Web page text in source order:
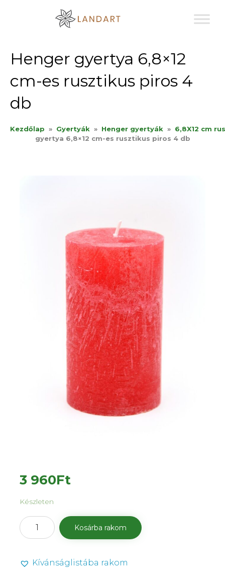
Henger gyertya 6,8×12
cm-es rusztikus piros 4
db
Kezdőlap » Gyertyák » Henger gyertyák » 6,8X12 cm
gyertya 6,8×12 cm-es rusztikus piros 4 db
3 960Ft
Készleten
Henger
gyertya
es
Kosárba rakom
Kívánságlistába rakom